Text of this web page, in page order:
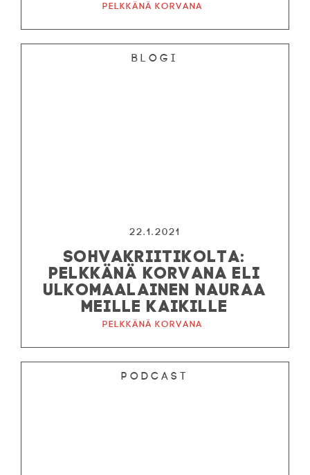
Pelkkänä korvana
Blogi
22.1.2021
SOHVAKRIITIKOLTA:
PELKKÄNÄ KORVANA ELI
ULKOMAALAINEN NAURAA
MEILLE KAIKILLE
Pelkkänä korvana
Podcast